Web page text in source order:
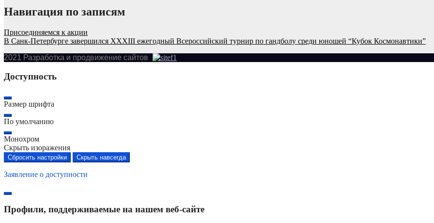
Навигация по записям
Присоединяемся к акции
В Санк-Петербурге завершился XXXIII ежегодный Всероссийский турнир по гандболу среди юношей “Кубок Космонавтики”
2021 Разработка и продвижение сайтов
Доступность
Размер шрифта
По умолчанию
Монохром
Скрыть изоражения
Сбросить настройки Скрыть навсегда
Заявление о доступности
Профили, поддерживаемые на нашем веб-сайте